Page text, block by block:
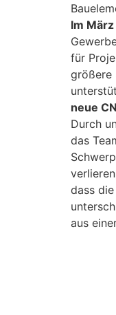
Im
für
größere
neue
Durch
das
dass
aus